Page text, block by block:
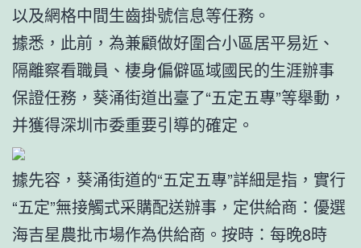
以及網格中間生齒掛號信息等任務。
據悉，此前，為兼顧做好圍合小區居平易近、
隔離察看職員、棲身偏僻區域國民的生涯辦事
保證任務，葵涌街道出臺了“五定五專”等舉動，
并獲得深圳市委重要引導的確定。
據先容，葵涌街道的“五定五專”詳細是指，實行
“五定”無接觸式采購配送辦事，定供給商：優選
海吉星農批市場作為供給商。按時：每晚8時